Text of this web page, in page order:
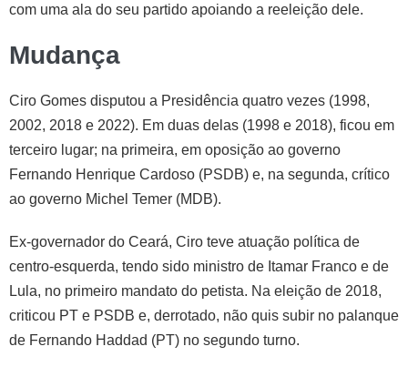
com uma ala do seu partido apoiando a reeleição dele.
Mudança
Ciro Gomes disputou a Presidência quatro vezes (1998,
2002, 2018 e 2022). Em duas delas (1998 e 2018), ficou em
terceiro lugar; na primeira, em oposição ao governo
Fernando Henrique Cardoso (PSDB) e, na segunda, crítico
ao governo Michel Temer (MDB).
Ex-governador do Ceará, Ciro teve atuação política de
centro-esquerda, tendo sido ministro de Itamar Franco e de
Lula, no primeiro mandato do petista. Na eleição de 2018,
criticou PT e PSDB e, derrotado, não quis subir no palanque
de Fernando Haddad (PT) no segundo turno.